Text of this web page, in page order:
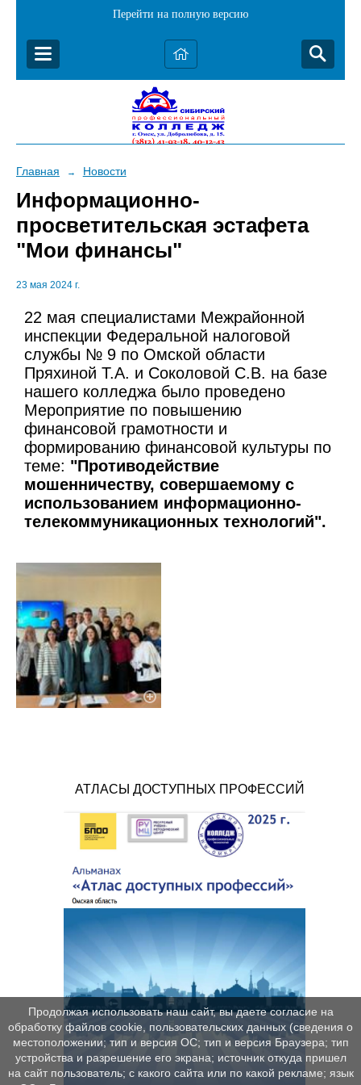
Перейти на полную версию
Главная → Новости
Информационно-
просветительская эстафета
"Мои финансы"
23 мая 2024 г.
22 мая специалистами Межрайонной
инспекции Федеральной налоговой
службы № 9 по Омской области
Пряхиной Т.А. и Соколовой С.В. на базе
нашего колледжа было проведено
Мероприятие по повышению
финансовой грамотности и
формированию финансовой культуры по
теме: "Противодействие
мошенничеству, совершаемому с
использованием информационно-
телекоммуникационных технологий".
АТЛАСЫ ДОСТУПНЫХ ПРОФЕССИЙ
Продолжая использовать наш сайт, вы даете согласие на
обработку файлов cookie, пользовательских данных (сведения о
местоположении; тип и версия ОС; тип и версия Браузера; тип
устройства и разрешение его экрана; источник откуда пришел
на сайт пользователь; с какого сайта или по какой рекламе; язык